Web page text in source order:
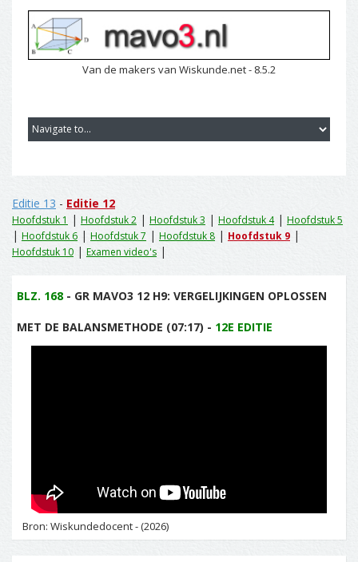
Van de makers van Wiskunde.net - 8.5.2
Editie 13 - Editie 12
Hoofdstuk 1 | Hoofdstuk 2 | Hoofdstuk 3 | Hoofdstuk 4| Hoofdstuk 5
| Hoofdstuk 6 | Hoofdstuk 7 | Hoofdstuk 8 | Hoofdstuk 9 |
Hoofdstuk 10 | Examen video's |
BLZ. 168 - GR MAVO3 12 H9: VERGELIJKINGEN OPLOSSEN
MET DE BALANSMETHODE (07:17) - 12E EDITIE
Bron: Wiskundedocent - (2026)